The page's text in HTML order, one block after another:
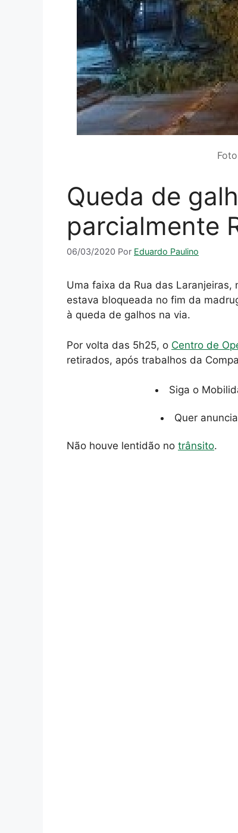
Queda de
parcialmente
06/03/2020 Por Eduardo Paulino
Uma faixa da Rua das
estava bloqueada no fim da
à queda de galhos na via.
Por volta das 5h25, o Centro de
retirados, após trabalhos da
Siga o
Quer
Não houve lentidão no trânsito.